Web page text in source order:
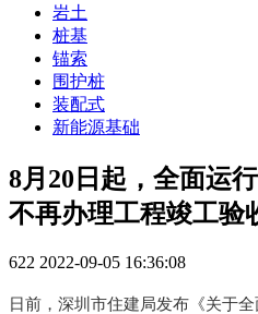
岩土
桩基
锚索
围护桩
装配式
新能源基础
8月20日起，全面运
不再办理工程竣工验
622 2022-09-05 16:36:08
日前 ， 深圳市住建局发布 《关于全